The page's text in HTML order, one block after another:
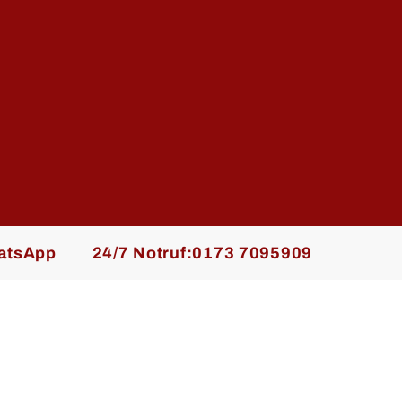
24/7 Notruf:0173 7095909